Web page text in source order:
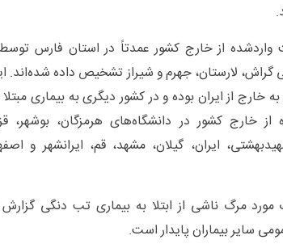
واردشده از خارج کشور عمدتاً در استان فارس
گراش، لارستان، جهرم و شیراز تشخیص داده شده‌اند.
خارج از ایران بوده و در کشور دیگری به بیماری
از خارج کشور در دانشگاه‌های هرمزگان، بوشهر،
ایران، گیلان، مشهد، قم، ایرانشهر و
مورد مرگ ناشی از ابتلا به بیماری تب دنگی
سایر بیماران پایدار است.